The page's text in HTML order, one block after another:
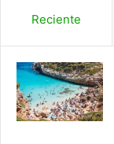
Reciente